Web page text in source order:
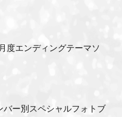
度エンディングテーマソ
バー別スペシャルフォトブ